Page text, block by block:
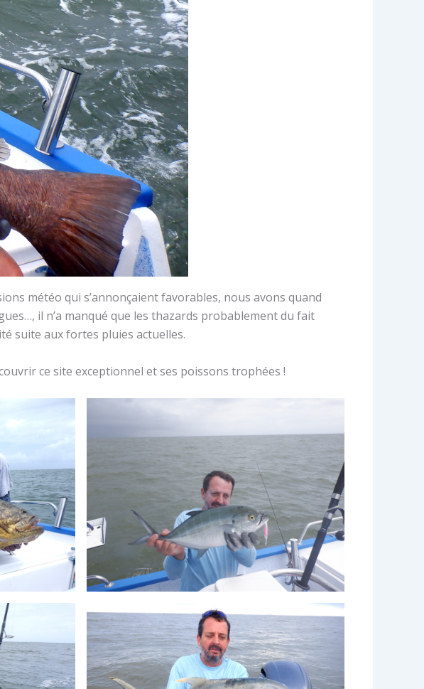
météo qui s’annonçaient favorables, nous avons quand
il n’a manqué que les thazards probablement du fait
suite aux fortes pluies actuelles.
ce site exceptionnel et ses poissons trophées !